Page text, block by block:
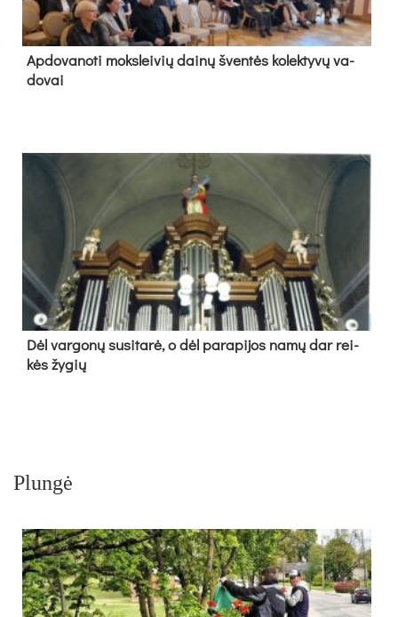
Ap­do­va­no­ti moks­lei­vių dai­nų šven­tės ko­lek­ty­vų va­
do­vai
Dėl var­go­nų su­si­ta­rė, o dėl pa­ra­pi­jos na­mų dar rei­
kės žy­gių
Plungė